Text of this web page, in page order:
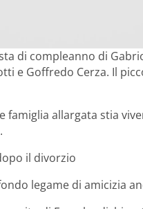
di compleanno di
e Goffredo Cerza. Il
famiglia allargata stia
il divorzio
legame di amicizia